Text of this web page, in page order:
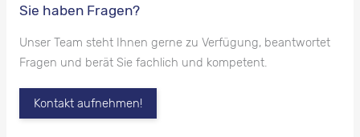
Sie haben Fragen?
Unser Team steht Ihnen gerne zu Verfügung, beantwortet
Fragen und berät Sie fachlich und kompetent.
Kontakt aufnehmen!